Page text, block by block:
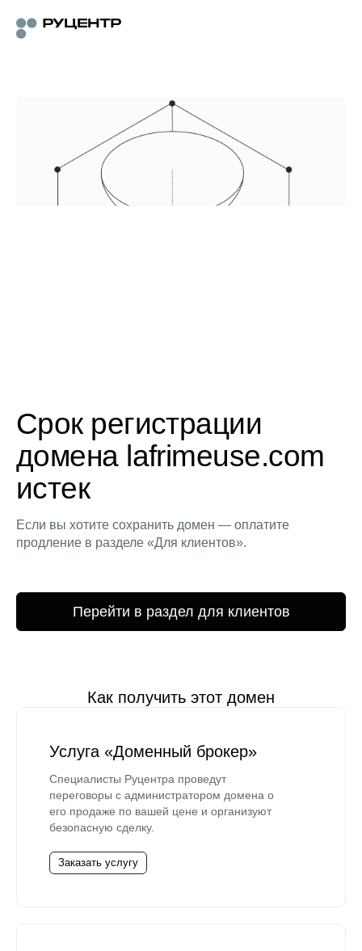
Срок регистрации
домена lafrimeuse.com
истек
Если вы хотите сохранить домен — оплатите
продление в разделе «Для клиентов».
Перейти в раздел для клиентов
Как получить этот домен
Услуга «Доменный брокер»
Специалисты Руцентра проведут
переговоры с администратором домена о
его продаже по вашей цене и организуют
безопасную сделку.
Заказать услугу